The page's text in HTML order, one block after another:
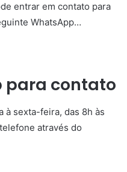
entrar em contato para
WhatsApp…
para contato
à sexta-feira, das 8h às
através do